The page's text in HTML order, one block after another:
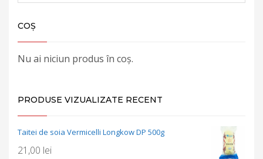
COȘ
Nu ai niciun produs în coș.
PRODUSE VIZUALIZATE RECENT
Taitei de soia Vermicelli Longkow DP 500g
21,00 lei